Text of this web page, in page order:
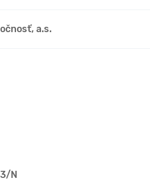
a.s.
N